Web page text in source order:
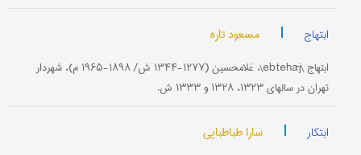
ابتهاج | مسعود تاره
ابتهاج \ebtehāj\، غلامحسین (۱۲۷۷-۱۳۴۴ ش/ ۱۸۹۸-۱۹۶۵ م)، شهردار
تهران در سالهای ۱۳۲۳، ۱۳۲۸ و ۱۳۳۳ ش.
ابتکار | سارا طباطبایی